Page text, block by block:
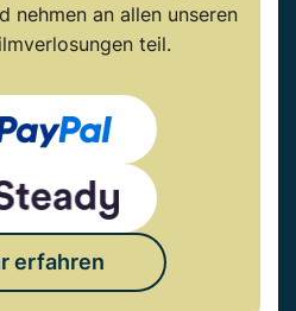
nehmen an allen unseren
teil.
erfahren